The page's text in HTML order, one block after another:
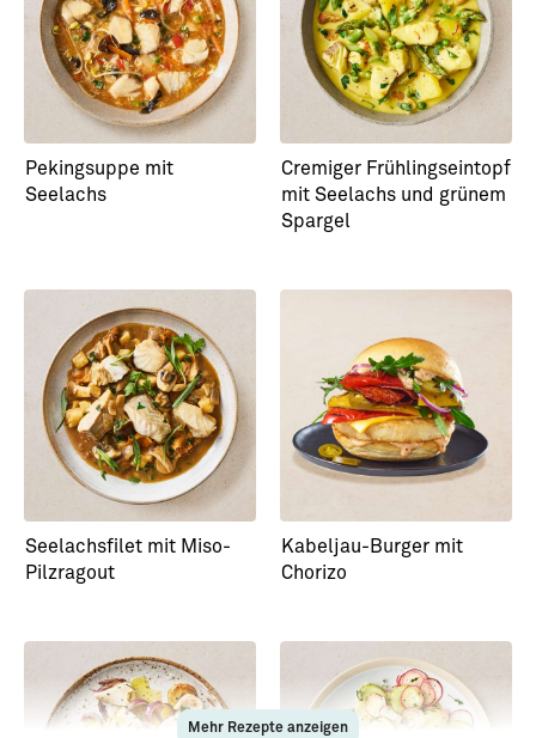
Stremellachs
Rauchgarnelen
Pekingsuppe mit
Seelachs
Cremiger Frühlingseintopf
mit Seelachs und grünem
Spargel
Seelachsfilet mit Miso-
Pilzragout
Kabeljau-Burger mit
Chorizo
Mehr Rezepte anzeigen